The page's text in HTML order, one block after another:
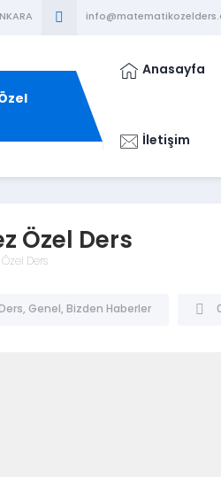
Anasayfa
İletişim
Özel Ders
Özel Ders
, Genel , Bizden Haberler